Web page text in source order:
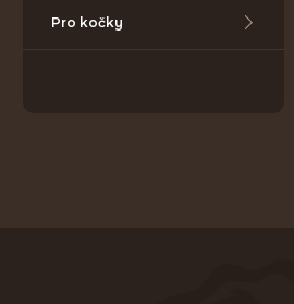
Pro kočky